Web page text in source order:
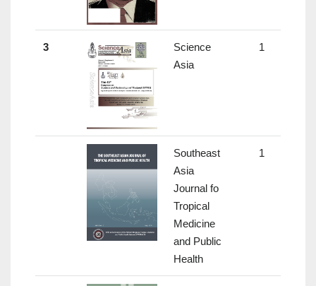
3
Science
Asia
1
Southeast
Asia
Journal fo
Tropical
Medicine
and Public
Health
1